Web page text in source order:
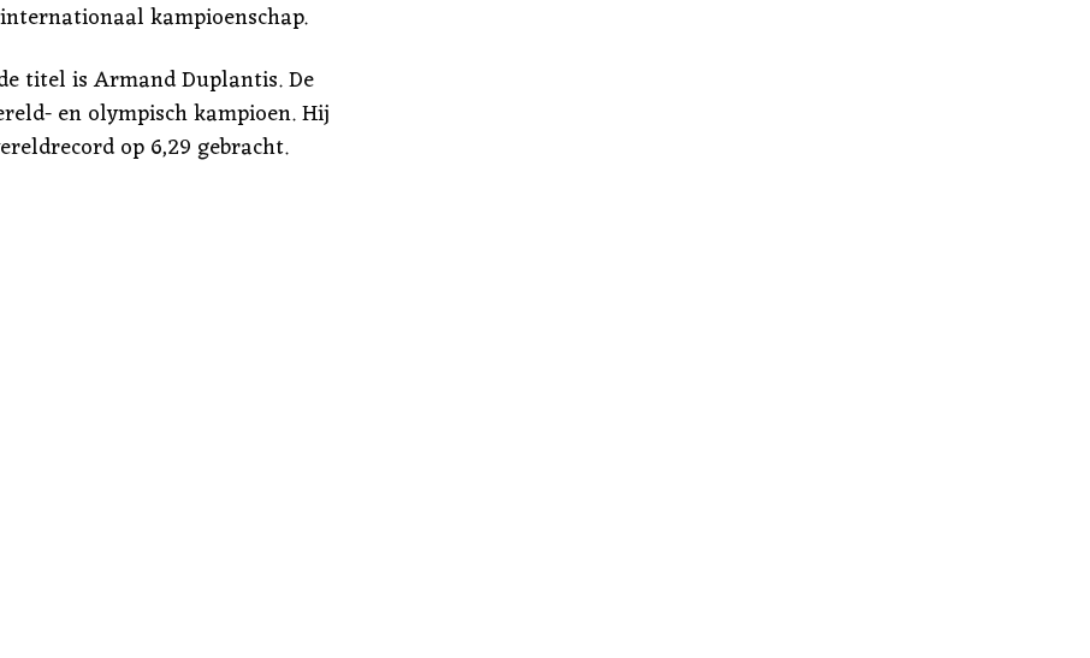
kampioenschap.
titel is Armand Duplantis. De
en olympisch kampioen. Hij
op 6,29 gebracht.